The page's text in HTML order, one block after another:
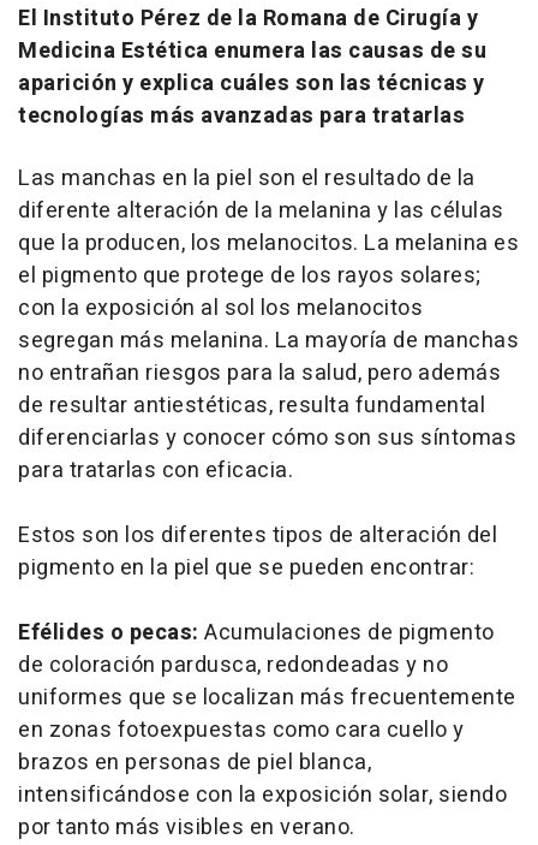
El Instituto Pérez de la Romana de Cirugía y
Medicina Estética enumera las causas de su
aparición y explica cuáles son las técnicas y
tecnologías más avanzadas para tratarlas
Las manchas en la piel son el resultado de la
diferente alteración de la melanina y las células
que la producen, los melanocitos. La melanina es
el pigmento que protege de los rayos solares;
con la exposición al sol los melanocitos
segregan más melanina. La mayoría de manchas
no entrañan riesgos para la salud, pero además
de resultar antiestéticas, resulta fundamental
diferenciarlas y conocer cómo son sus síntomas
para tratarlas con eficacia.
Estos son los diferentes tipos de alteración del
pigmento en la piel que se pueden encontrar:
Efélides o pecas: Acumulaciones de pigmento
de coloración pardusca, redondeadas y no
uniformes que se localizan más frecuentemente
en zonas fotoexpuestas como cara cuello y
brazos en personas de piel blanca,
intensificándose con la exposición solar, siendo
por tanto más visibles en verano.